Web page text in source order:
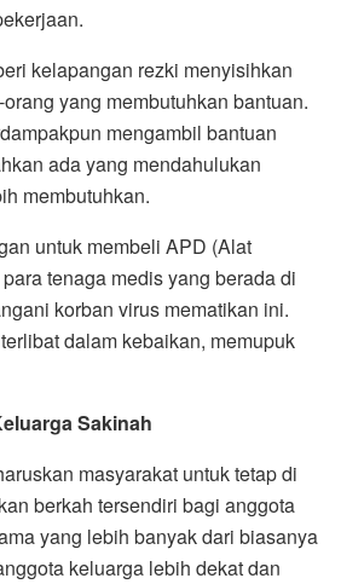
kelapangan rezki menyisihkan
yang membutuhkan bantuan.
mengambil bantuan
ada yang mendahulukan
membutuhkan.
untuk membeli APD (Alat
tenaga medis yang berada di
korban virus mematikan ini.
dalam kebaikan, memupuk
Sakinah
masyarakat untuk tetap di
berkah tersendiri bagi anggota
yang lebih banyak dari biasanya
keluarga lebih dekat dan